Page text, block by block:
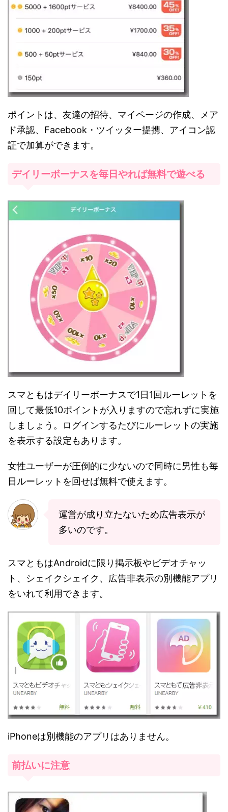
ポイントは、友達の招待、マイページの作成、メア
ド承認、Facebook・ツイッター提携、アイコン認
証で加算ができます。
デイリーボーナスを毎日やれば無料で遊べる
スマともはデイリーボーナスで1日1回ルーレットを
回して最低10ポイントが入りますので忘れずに実施
しましょう。ログインするたびにルーレットの実施
を表示する設定もあります。
女性ユーザーが圧倒的に少ないので同時に男性も毎
日ルーレットを回せば無料で使えます。
運営が成り立たないため広告表示が
多いのです。
スマともはAndroidに限り掲示板やビデオチャッ
ト、シェイクシェイク、広告非表示の別機能アプリ
をいれて利用できます。
iPhoneは別機能のアプリはありません。
前払いに注意